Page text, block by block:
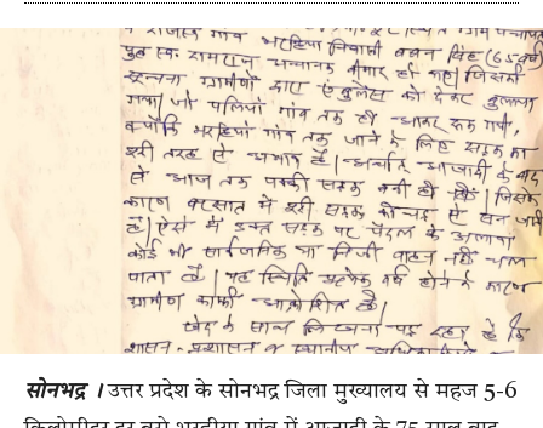
सोनभद्र ।उत्तर प्रदेश के सोनभद्र जिला मुख्यालय से महज 5-6